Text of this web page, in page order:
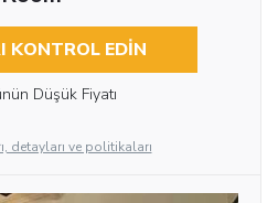
KONTROL EDIN
Düşük Fiyatı
detayları ve politikaları